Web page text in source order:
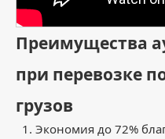
Преимущества
при перевозке
грузов
Экономия до 72%